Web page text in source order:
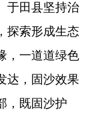
于田县坚持治
探索形成生态
，一道道绿色
达，固沙效果
，既固沙护